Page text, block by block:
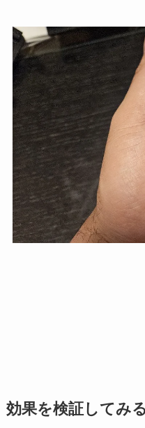
効果を検証してみる